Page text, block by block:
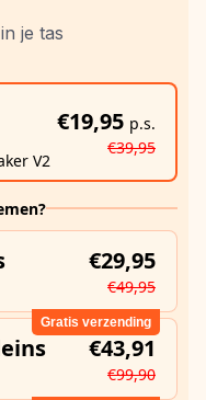
je tas
V2
€19,95 p.s.
€39,95
€29,95
€49,95
Gratis verzending
€43,91
€99,90